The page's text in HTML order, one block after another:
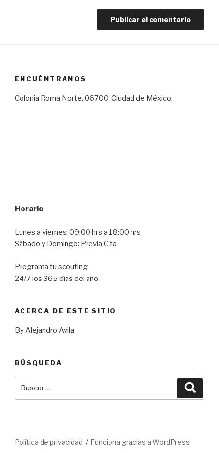
ENCUÉNTRANOS
Colonia Roma Norte, 06700, Ciudad de México.
Horario
Lunes a viernes: 09:00 hrs a 18:00 hrs
Sábado y Domingo: Previa Cita
Programa tu scouting
24/7 los 365 días del año.
ACERCA DE ESTE SITIO
By Alejandro Avila
BÚSQUEDA
Política de privacidad Funciona gracias a WordPress